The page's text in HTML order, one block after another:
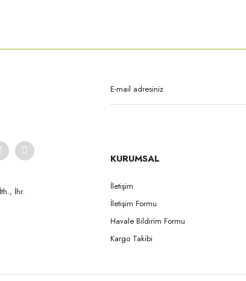
İhr.
KURUMSAL
İletişim
İletişim Formu
Havale Bildirim Formu
Kargo Takibi